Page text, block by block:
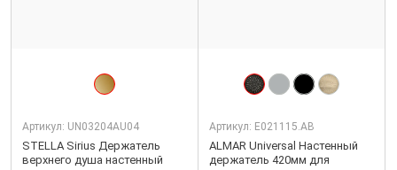
Артикул: UN03204AU04
STELLA Sirius Держатель
верхнего душа настенный
Артикул: E021115.AB
ALMAR Universal Настенный
держатель 420мм для